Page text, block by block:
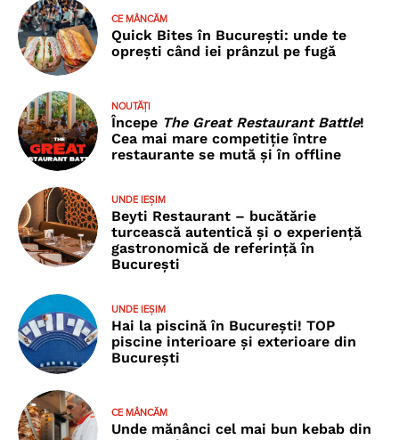
CE MÂNCĂM
Quick Bites în București: unde te
oprești când iei prânzul pe fugă
NOUTĂȚI
Începe The Great Restaurant Battle!
Cea mai mare competiție între
restaurante se mută și în offline
UNDE IEȘIM
Beyti Restaurant – bucătărie
turcească autentică și o experiență
gastronomică de referință în
București
UNDE IEȘIM
Hai la piscină în București! TOP
piscine interioare și exterioare din
București
CE MÂNCĂM
Unde mănânci cel mai bun kebab din